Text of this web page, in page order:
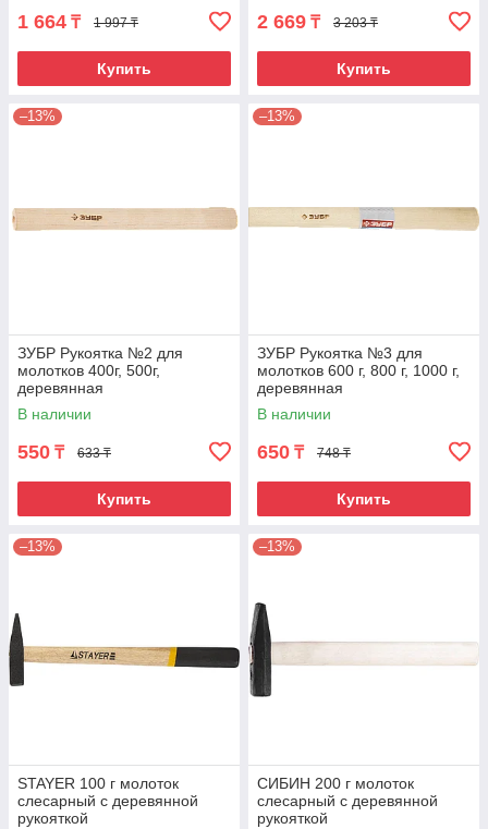
1 664 ₸ 1 997 ₸
Купить
2 669 ₸ 3 203 ₸
Купить
–13%
ЗУБР Рукоятка №2 для
молотков 400г, 500г,
деревянная
В наличии
550 ₸ 633 ₸
Купить
–13%
ЗУБР Рукоятка №3 для
молотков 600 г, 800 г, 1000 г,
деревянная
В наличии
650 ₸ 748 ₸
Купить
–13%
STAYER 100 г молоток
слесарный с деревянной
рукояткой
–13%
СИБИН 200 г молоток
слесарный с деревянной
рукояткой